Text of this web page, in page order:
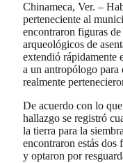
Chinameca, Ver. –
perteneciente al
encontraron figuras
arqueológicos de
extendió rápidamente
a un antropólogo para
realmente
De acuerdo con lo
hallazgo se registró
la tierra para la
encontraron estás
y optaron por